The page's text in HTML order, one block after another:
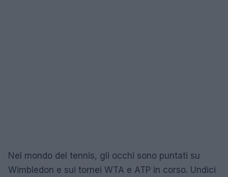
Nel mondo del tennis, gli occhi sono puntati su
Wimbledon e sui tornei WTA e ATP in corso. Undici